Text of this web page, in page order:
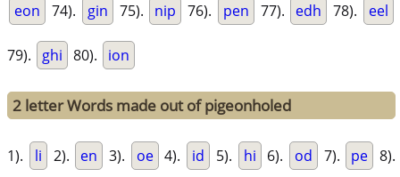
eon 74). gin 75). nip 76). pen 77). edh 78). eel
79). ghi 80). ion
2 letter Words made out of pigeonholed
1). li 2). en 3). oe 4). id 5). hi 6). od 7). pe 8).